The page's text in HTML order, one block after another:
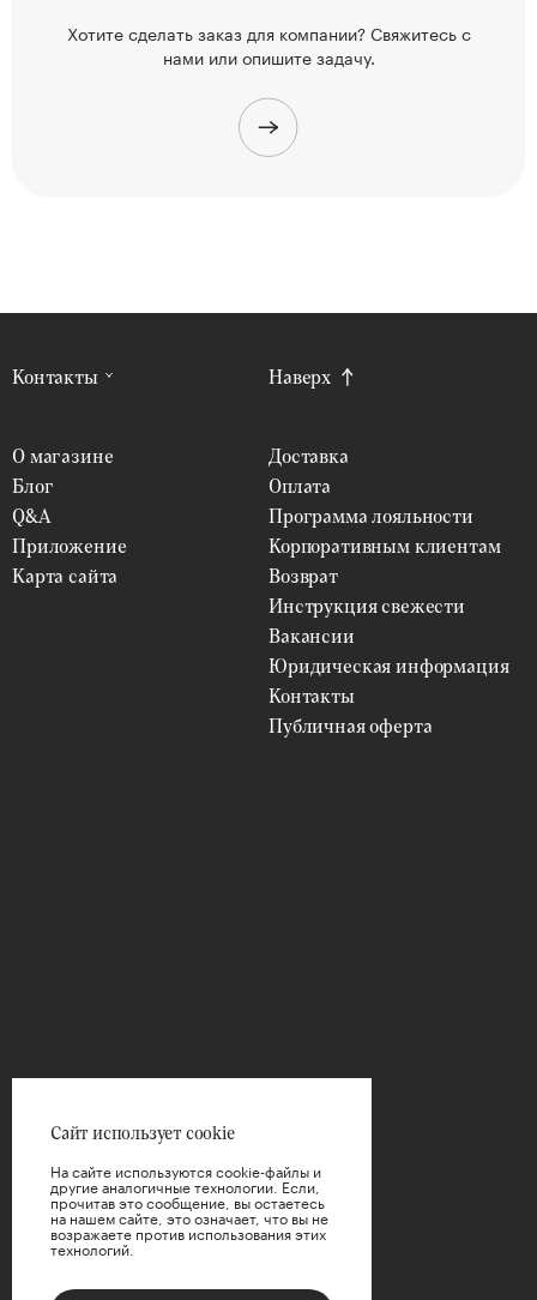
Хотите сделать заказ для компании? Свяжитесьс
нами или опишите задачу.
Контакты
О магазине
Блог
Q&A
Приложение
Карта сайта
Доставка
Оплата
Программа лояльности
Корпоративным клиентам
Возврат
Инструкция свежести
Вакансии
Юридическая информация
Контакты
Публичная оферта
Наверх
Сайт использует cookie
На сайте используются cookie-файлы и
другие аналогичные технологии. Если,
прочитав это сообщение, вы остаетесь
на нашем сайте, это означает, что вы не
возражаете против использования этих
технологий.